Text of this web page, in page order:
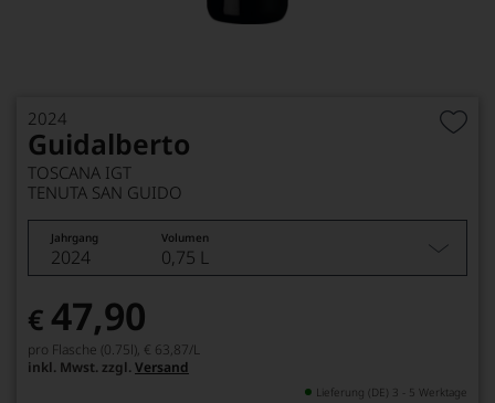
2024
Guidalberto
TOSCANA IGT
TENUTA SAN GUIDO
Jahrgang Volumen
2024 0,75 L
€ 47,90
pro Flasche (0.75l), € 63,87/L
inkl. Mwst. zzgl. Versand
Lieferung (DE) 3 - 5 Werktage